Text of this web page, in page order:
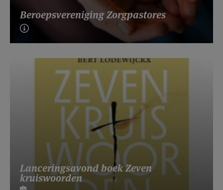
Beroepsvereniging Zorgpastores
Lanceringsavond boek Zeven
kruiswoorden